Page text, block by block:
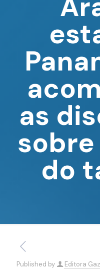
as
do
Published by Editora